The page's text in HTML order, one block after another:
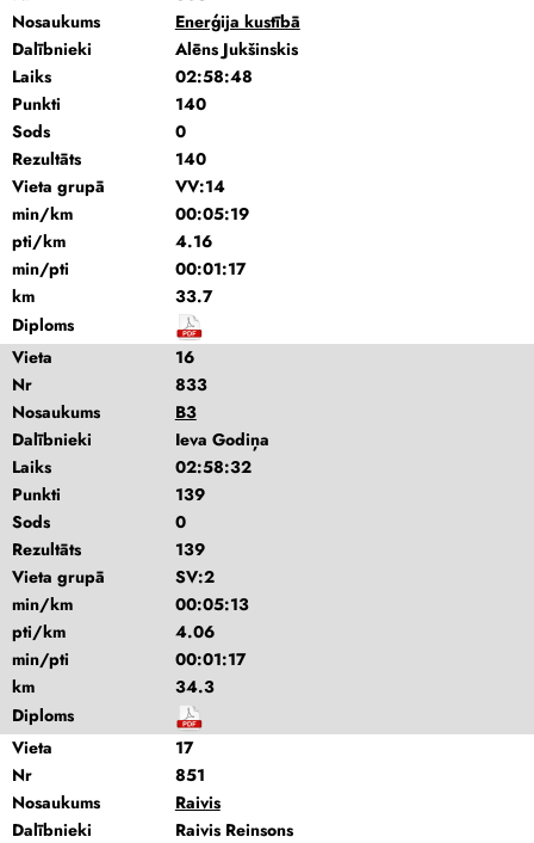
Nosaukums
Enerģija kustībā
Dalībnieki
Alēns Jukšinskis
Laiks
02:58:48
Punkti
140
Sods
0
Rezultāts
140
Vieta grupā
VV:14
min/km
00:05:19
pti/km
4.16
min/pti
00:01:17
km
33.7
Diploms
Vieta
16
Nr
833
Nosaukums
B3
Dalībnieki
Ieva Godiņa
Laiks
02:58:32
Punkti
139
Sods
0
Rezultāts
139
Vieta grupā
SV:2
min/km
00:05:13
pti/km
4.06
min/pti
00:01:17
km
34.3
Diploms
Vieta
17
Nr
851
Nosaukums
Raivis
Dalībnieki
Raivis Reinsons